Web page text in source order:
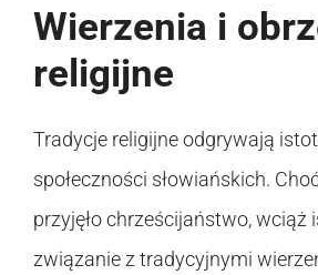
Wierzenia i
religijne
Tradycje religijne odgrywają
społeczności słowiańskich.
przyjęło chrześcijaństwo, wciąż
związanie z tradycyjnymi